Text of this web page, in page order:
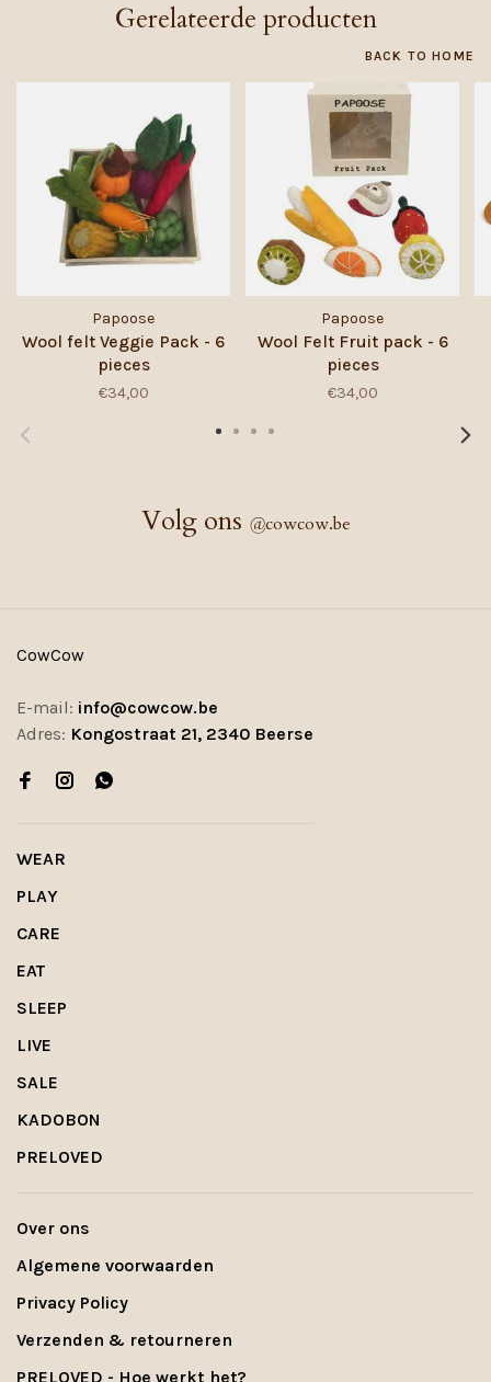
Gerelateerde producten
BACK TO HOME
Papoose
Wool felt Veggie Pack - 6
pieces
€34,00
Papoose
Wool Felt Fruit pack - 6
pieces
€34,00
Volg ons @cowcow.be
CowCow
E-mail: info@cowcow.be
Adres: Kongostraat 21, 2340 Beerse
WEAR
PLAY
CARE
EAT
SLEEP
LIVE
SALE
KADOBON
PRELOVED
Over ons
Algemene voorwaarden
Privacy Policy
Verzenden & retourneren
PRELOVED - Hoe werkt het?